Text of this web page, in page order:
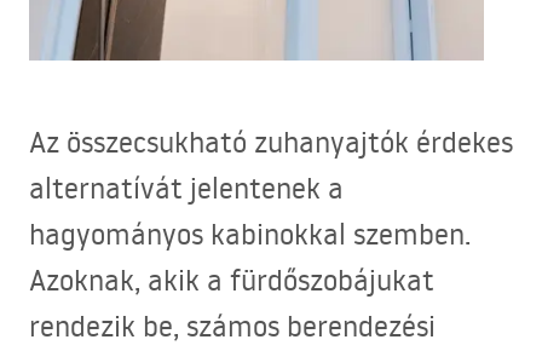
Az összecsukható zuhanyajtók érdekes
alternatívát jelentenek a
hagyományos kabinokkal szemben.
Azoknak, akik a fürdőszobájukat
rendezik be, számos berendezési